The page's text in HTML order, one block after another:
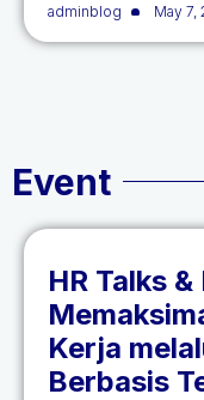
adminblog May 7,
Event
HR Talks
Kerja
Berbasis